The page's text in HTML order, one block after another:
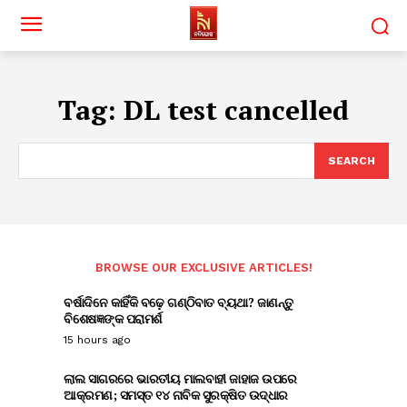
Tag: DL test cancelled
SEARCH
BROWSE OUR EXCLUSIVE ARTICLES!
ବର୍ଷାଦିନେ କାହିଁକି ବଢ଼େ ଗଣ୍ଠିବାତ ବ୍ୟଥା? ଜାଣନ୍ତୁ
ବିଶେଷଜ୍ଞଙ୍କ ପରାମର୍ଶ
15 hours ago
ଲାଲ ସାଗରରେ ଭାରତୀୟ ମାଲବାହୀ ଜାହାଜ ଉପରେ
ଆକ୍ରମଣ; ସମସ୍ତ ୧୪ ନାବିକ ସୁରକ୍ଷିତ ଉଦ୍ଧାର